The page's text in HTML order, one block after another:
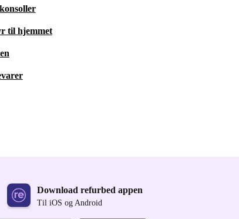
til hjemmet
Download refurbed appen
Til iOS og Android